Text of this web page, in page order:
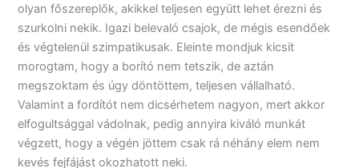
olyan főszereplők, akikkel teljesen együtt lehet érezni és
szurkolni nekik. Igazi belevaló csajok, de mégis esendőek
és végtelenül szimpatikusak. Eleinte mondjuk kicsit
morogtam, hogy a borító nem tetszik, de aztán
megszoktam és úgy döntöttem, teljesen vállalható.
Valamint a fordítót nem dicsérhetem nagyon, mert akkor
elfogultsággal vádolnak, pedig annyira kiváló munkát
végzett, hogy a végén jöttem csak rá néhány elem nem
kevés fejfájást okozhatott neki.